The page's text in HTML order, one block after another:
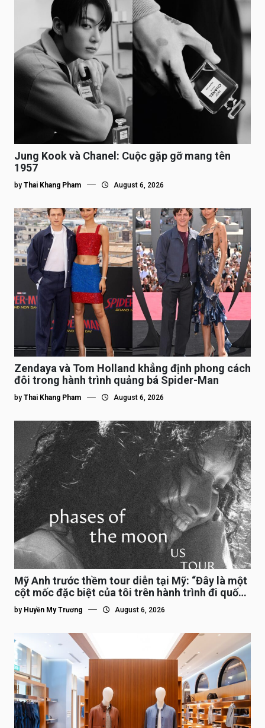
Jung Kook và Chanel: Cuộc gặp gỡ mang tên
1957
by Thai Khang Pham August 6, 2026
Zendaya và Tom Holland khẳng định phong cách
đôi trong hành trình quảng bá Spider-Man
by Thai Khang Pham August 6, 2026
Mỹ Anh trước thềm tour diễn tại Mỹ: “Đây là một
cột mốc đặc biệt của tôi trên hành trình đi quốc
tế”
by Huyền My Trương August 6, 2026